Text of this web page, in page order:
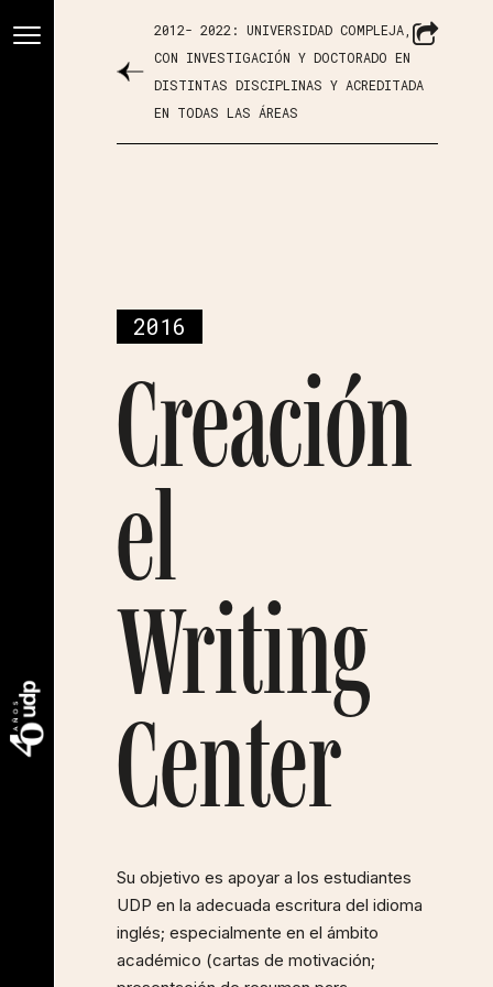
2012- 2022: UNIVERSIDAD COMPLEJA,
CON INVESTIGACIÓN Y DOCTORADO EN
DISTINTAS DISCIPLINAS Y ACREDITADA
EN TODAS LAS ÁREAS
2016
Creación
el
Writing
Center
Su objetivo es apoyar a los estudiantes
UDP en la adecuada escritura del idioma
inglés; especialmente en el ámbito
académico (cartas de motivación;